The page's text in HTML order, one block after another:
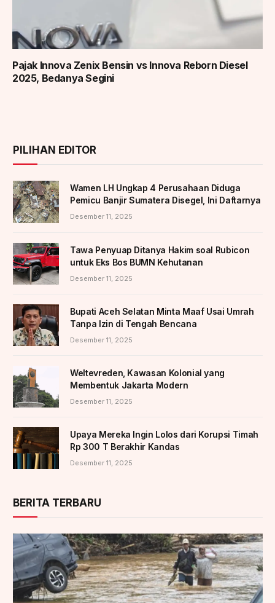
Pajak Innova Zenix Bensin vs Innova Reborn Diesel
2025, Bedanya Segini
PILIHAN EDITOR
Wamen LH Ungkap 4 Perusahaan Diduga
Pemicu Banjir Sumatera Disegel, Ini Daftarnya
Desember 11, 2025
Tawa Penyuap Ditanya Hakim soal Rubicon
untuk Eks Bos BUMN Kehutanan
Desember 11, 2025
Bupati Aceh Selatan Minta Maaf Usai Umrah
Tanpa Izin di Tengah Bencana
Desember 11, 2025
Weltevreden, Kawasan Kolonial yang
Membentuk Jakarta Modern
Desember 11, 2025
Upaya Mereka Ingin Lolos dari Korupsi Timah
Rp 300 T Berakhir Kandas
Desember 11, 2025
BERITA TERBARU